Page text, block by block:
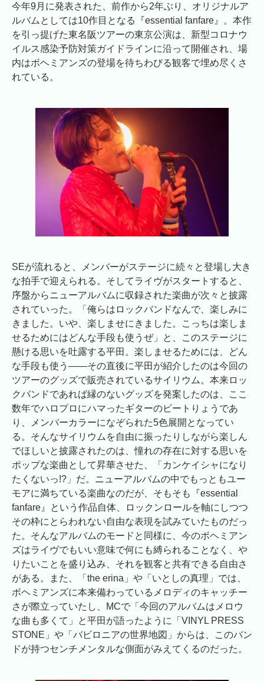
今年9月に発表された、前作から2年ぶり、オリジナルア
ルバムとしては10作目となる『essential fanfare』。本作
を引っ提げた東名阪ツアーの東京公演は、新型コロナウ
イルス感染予防対策ガイドラインに沿って開催され、場
内はボヘミアンズの登場を待ちわびる観客で埋め尽くさ
れている。
SEが流れると、メンバーがステージに続々と登場し大き
な拍手で迎えられる。そしてライヴがスタートすると、
序盤からニューアルバムに収録された楽曲が次々と披露
されていった。「俺らはロックバンドなんで、楽しみに
きました。いや、楽しませにきました。こっちは楽しま
せるためにはどんな手段も使うぜ」と、このステージに
懸ける思いを吐露する平田。楽しませるためには、どん
な手段も使う――その直後に平田が紹介したのは今回の
ツアーのグッズで販売されているサイリウム。本来ロッ
クバンドであれば縁のないグッズを発案したのは、ここ
数年でハロプロにハマったギターのビートりょうであ
り、メンバーカラーになぞられた5色展開となってい
る。そんなサイリウムを自由に振ったりしながら楽しん
でほしいと披露されたのは、憧れの存在に対する思いを
ポップな楽曲として昇華させた、「カンケイシャになり
たくないっ!?」だ。ニューアルバムの中でもっともユー
モアに満ちている楽曲なのだが、そもそも『essential
fanfare』という作品自体、ロックンロールを軸にしつつ
その枠にとらわれない自由な表現を試みていたものだっ
た。そんなアルバムのモードと同様に、今のボヘミアン
ズはライヴでもいい意味で何にも縛られることなく、や
りたいことを盛り込み、それを観客と共有できる自由さ
がある。また、「the erina」や「いとしの真理」では、
ボヘミアンズに本来備わっているメロディのキャッチー
さが際立っていたし、MCで「今回のアルバムはメロウ
な曲も多くて」と平田が語ったように「VINYL PRESS
STONE」や「バビロニアの世界地図」からは、このバン
ドが持つセンチメンタルな側面がみえてくるのだった。